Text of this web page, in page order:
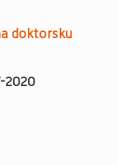
doktorsku
2020